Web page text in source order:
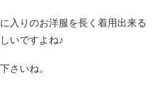
入りのお洋服を長く着用出来る
いですよね♪
さいね。